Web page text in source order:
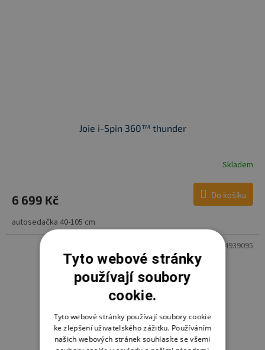
Joie i-Spin 360™ thunder
Skladem
6 699 Kč Do košíku
autosedačka 40-105 cm
4000984939095
Tyto webové stránky
používají soubory
cookie.
Tyto webové stránky používají soubory cookie
ke zlepšení uživatelského zážitku. Používáním
našich webových stránek souhlasíte se všemi